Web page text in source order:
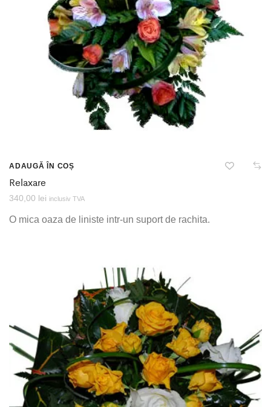
ADAUGĂ ÎN COȘ
Relaxare
340,00 lei inclusiv TVA
O mica oaza de liniste intr-un suport de rachita.